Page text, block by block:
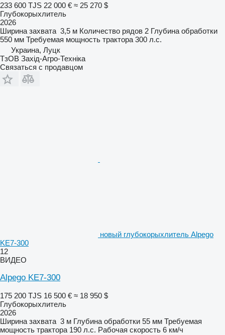
233 600 TJS 22 000 € ≈ 25 270 $
Глубокорыхлитель
2026
Ширина захвата 3,5 м Количество рядов 2 Глубина обработки
550 мм Требуемая мощность трактора 300 л.с.
Украина, Луцк
ТзОВ Захід-Агро-Техніка
Связаться с продавцом
новый глубокорыхлитель Alpego
KE7-300
12
ВИДЕО
Alpego KE7-300
175 200 TJS 16 500 € ≈ 18 950 $
Глубокорыхлитель
2026
Ширина захвата 3 м Глубина обработки 55 мм Требуемая
мощность трактора 190 л.с. Рабочая скорость 6 км/ч